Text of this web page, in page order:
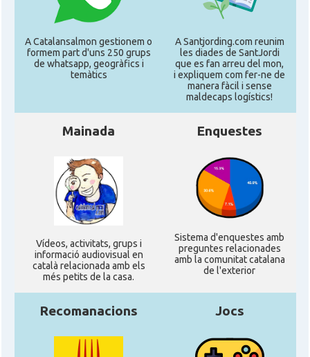
A Catalansalmon gestionem o
formem part d'uns 250 grups
de whatsapp, geogràfics i
temàtics
A Santjording.com reunim
les diades de SantJordi
que es fan arreu del mon,
i expliquem com fer-ne de
manera fàcil i sense
maldecaps logí­stics!
Mainada
Ví­deos, activitats, grups i
informació audiovisual en
català relacionada amb els
més petits de la casa.
Enquestes
Sistema d'enquestes amb
preguntes relacionades
amb la comunitat catalana
de l'exterior
Recomanacions Jocs